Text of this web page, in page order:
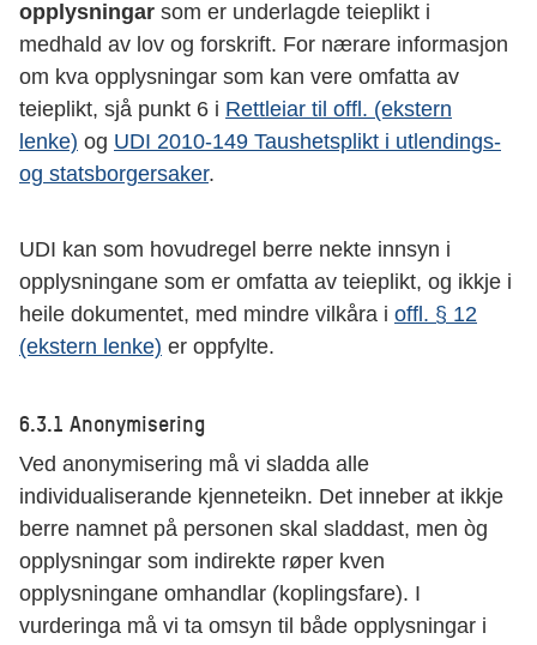
opplysningar som er underlagde teieplikt i
medhald av lov og forskrift. For nærare informasjon
om kva opplysningar som kan vere omfatta av
teieplikt, sjå punkt 6 i Rettleiar til offl. (ekstern
lenke) og UDI 2010-149 Taushetsplikt i utlendings-
og statsborgersaker.
UDI kan som hovudregel berre nekte innsyn i
opplysningane som er omfatta av teieplikt, og ikkje i
heile dokumentet, med mindre vilkåra i offl. § 12
(ekstern lenke) er oppfylte.
6.3.1 Anonymisering
Ved anonymisering må vi sladda alle
individualiserande kjenneteikn. Det inneber at ikkje
berre namnet på personen skal sladdast, men òg
opplysningar som indirekte røper kven
opplysningane omhandlar (koplingsfare). I
vurderinga må vi ta omsyn til både opplysningar i